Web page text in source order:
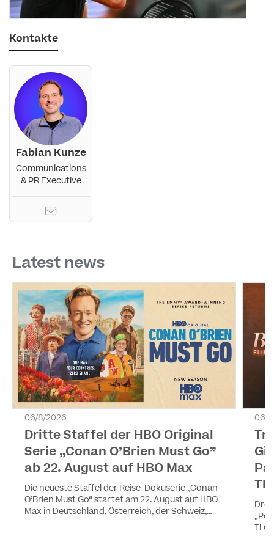
Kontakte
Fabian Kunze
Communications
& PR Executive
Latest news
06/8/2026
Dritte Staffel der HBO Original
Serie „Conan O’Brien Must Go”
ab 22. August auf HBO Max
Die neueste Staffel der Reise-Dokuserie „Conan
O’Brien Must Go“ startet am 22. August auf HBO
Max in Deutschland, Österreich, der Schweiz,
06/
TLC